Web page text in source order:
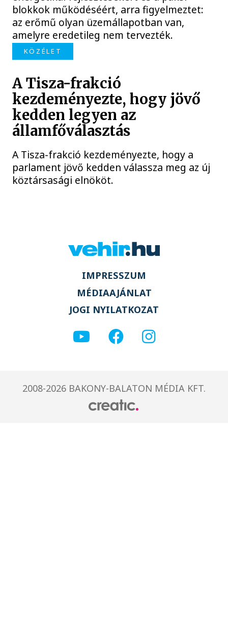
blokkok működéséért, arra figyelmeztet:
az erőmű olyan üzemállapotban van,
amelyre eredetileg nem tervezték.
KÖZÉLET
A Tisza-frakció
kezdeményezte, hogy jövő
kedden legyen az
államfőválasztás
A Tisza-frakció kezdeményezte, hogy a
parlament jövő kedden válassza meg az új
köztársasági elnököt.
IMPRESSZUM
MÉDIAAJÁNLAT
JOGI NYILATKOZAT
2008-2026 BAKONY-BALATON MÉDIA KFT.